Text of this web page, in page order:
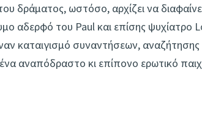
δράματος, ωστόσο, αρχίζει να
αδερφό του Paul και επίσης ψυχίατρο
καταιγισμό συναντήσεων,
αναπόδραστο κι επίπονο ερωτικό